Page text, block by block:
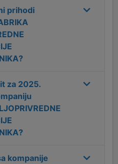
prihodi
?
za 2025.
?
kompanije